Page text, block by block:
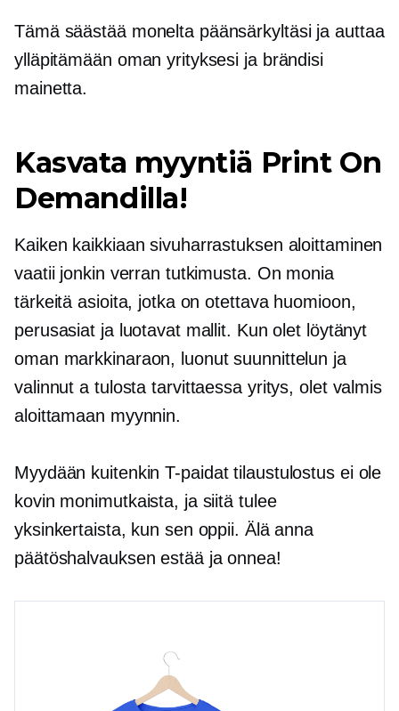
Tämä säästää monelta päänsärkyltäsi ja auttaa
ylläpitämään oman yrityksesi ja brändisi
mainetta.
Kasvata myyntiä Print On
Demandilla!
Kaiken kaikkiaan sivuharrastuksen aloittaminen
vaatii jonkin verran tutkimusta. On monia
tärkeitä asioita, jotka on otettava huomioon,
perusasiat ja luotavat mallit. Kun olet löytänyt
oman markkinaraon, luonut suunnittelun ja
valinnut a tulosta tarvittaessayritys, olet valmis
aloittamaan myynnin.
Myydään kuitenkinT-paidattilaustulostus ei ole
kovin monimutkaista, ja siitä tulee
yksinkertaista, kun sen oppii. Älä anna
päätöshalvauksen estää ja onnea!